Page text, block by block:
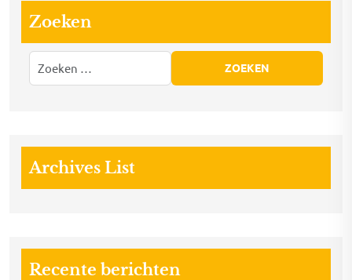
Zoeken
Archives List
Recente berichten